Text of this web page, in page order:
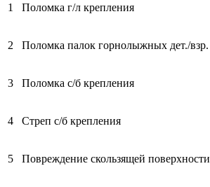
1 Поломка г/л крепления
2 Поломка палок горнолыжных дет./взр.
3 Поломка с/б крепления
4 Стреп с/б крепления
5 Повреждение скользящей поверхности